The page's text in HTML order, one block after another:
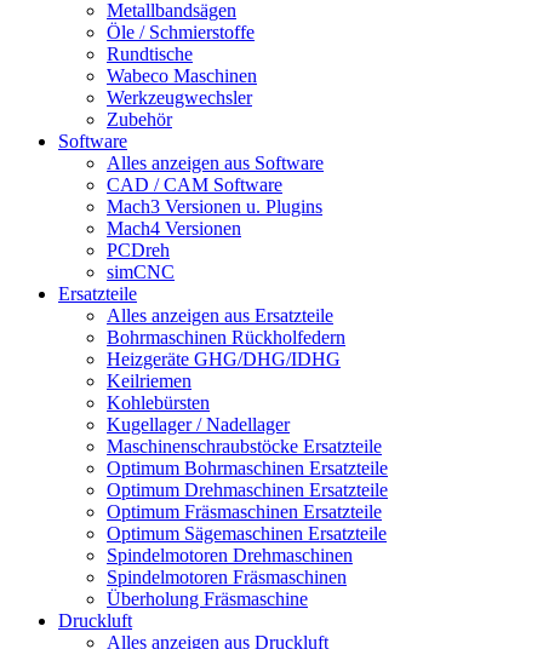
Metallbandsägen
Öle / Schmierstoffe
Rundtische
Wabeco Maschinen
Werkzeugwechsler
Zubehör
Software
Alles anzeigen aus Software
CAD / CAM Software
Mach3 Versionen u. Plugins
Mach4 Versionen
PCDreh
simCNC
Ersatzteile
Alles anzeigen aus Ersatzteile
Bohrmaschinen Rückholfedern
Heizgeräte GHG/DHG/IDHG
Keilriemen
Kohlebürsten
Kugellager / Nadellager
Maschinenschraubstöcke Ersatzteile
Optimum Bohrmaschinen Ersatzteile
Optimum Drehmaschinen Ersatzteile
Optimum Fräsmaschinen Ersatzteile
Optimum Sägemaschinen Ersatzteile
Spindelmotoren Drehmaschinen
Spindelmotoren Fräsmaschinen
Überholung Fräsmaschine
Druckluft
Alles anzeigen aus Druckluft